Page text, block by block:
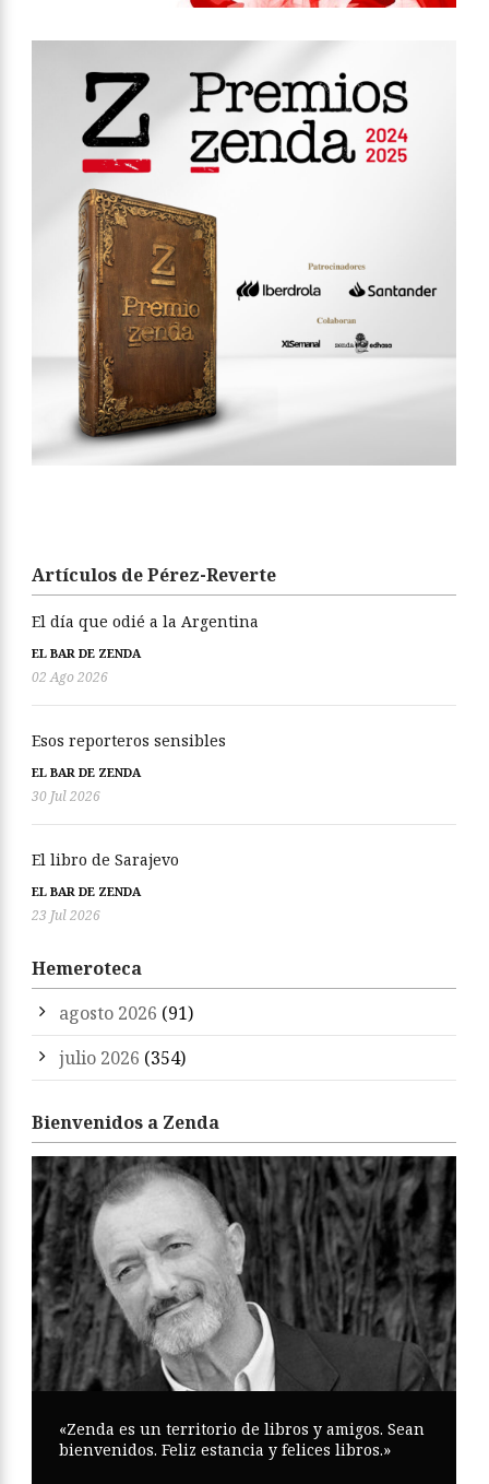
Artículos de Pérez-Reverte
El día que odié a la Argentina
EL BAR DE ZENDA
02 Ago 2026
Esos reporteros sensibles
EL BAR DE ZENDA
30 Jul 2026
El libro de Sarajevo
EL BAR DE ZENDA
23 Jul 2026
Hemeroteca
agosto 2026 (91)
julio 2026 (354)
Bienvenidos a Zenda
«Zenda es un territorio de libros y amigos. Sean
bienvenidos. Feliz estancia y felices libros.»